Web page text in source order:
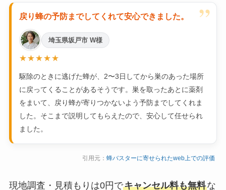
”
戻り蜂の予防までしてくれて安心できました。
埼玉県坂戸市 W様
★★★★★
駆除のときに逃げた蜂が、2〜3日してから巣のあった場所
に戻ってくることがあるそうです。巣を取ったあとに薬剤
をまいて、戻り蜂が寄りつかないよう予防までしてくれま
した。そこまで説明してもらえたので、安心して任せられ
ました。
引用元：蜂バスターに寄せられたweb上での評価
現地調査・見積もりは0円でキャンセル料も無料な